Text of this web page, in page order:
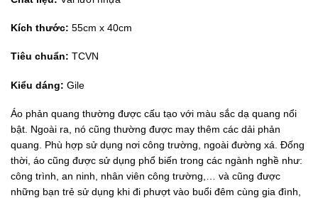
Kích thước: 55cm x 40cm
Tiêu chuẩn: TCVN
Kiểu dáng: Gile
Áo phản quang thường được cấu tạo với màu sắc dạ quang nổi
bật. Ngoài ra, nó cũng thường được may thêm các dải phản
quang. Phù hợp sử dụng nơi công trường, ngoài đường xá. Đống
thời, áo cũng được sử dụng phổ biến trong các ngành nghề như:
công trình, an ninh, nhân viên công trường,… và cũng được
những bạn trẻ sử dụng khi đi phượt vào buổi đêm cùng gia đình,